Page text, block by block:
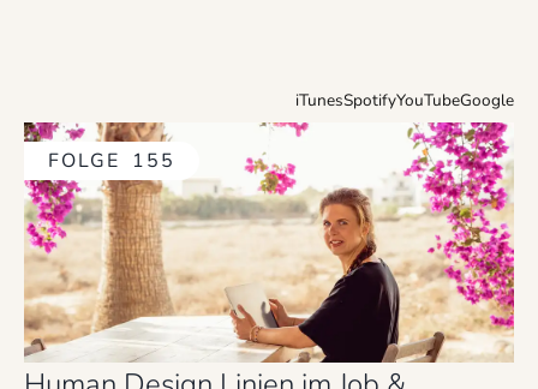
iTunesSpotifyYouTubeGoogle
FOLGE 155